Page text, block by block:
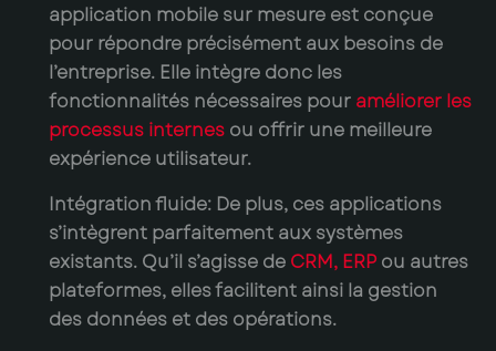
application mobile sur mesure est conçue
pour répondre précisément aux besoins de
l’entreprise. Elle intègre donc les
fonctionnalités nécessaires pour améliorer les
processus internes ou offrir une meilleure
expérience utilisateur.
Intégration fluide: De plus, ces applications
s’intègrent parfaitement aux systèmes
existants. Qu’il s’agisse de CRM, ERP ou autres
plateformes, elles facilitent ainsi la gestion
des données et des opérations.